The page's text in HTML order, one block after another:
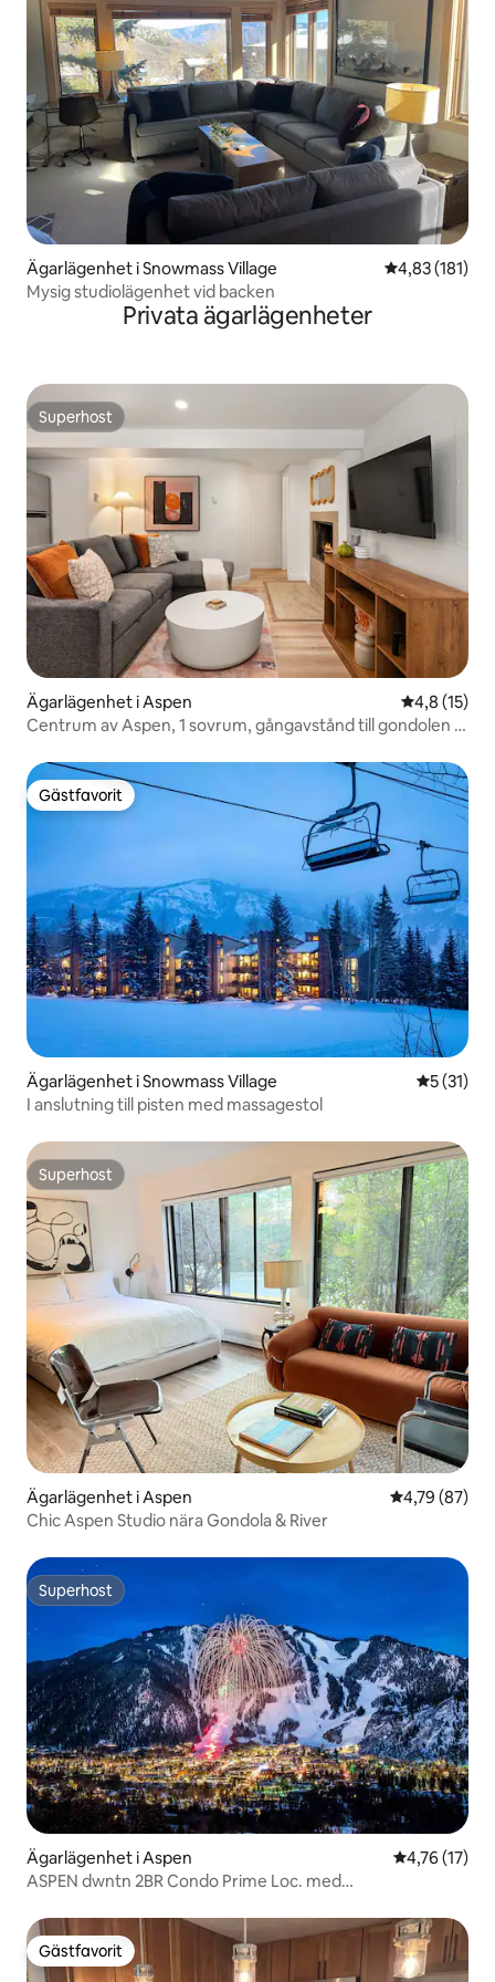
Ägarlägenhet i Snowmass Village 4,83 av 5 i
4,83 (181)
Mysig studiolägenhet vid backen
Privata ägarlägenheter
Superhost
Superhost
Ägarlägenhet i Aspen 4,8 av 5 i
4,8 (15)
Centrum av Aspen, 1 sovrum, gångavstånd till gondolen |
Gästfavorit
Gästfavorit
Ägarlägenhet i Snowmass Village 5 av 5 i
5 (31)
I anslutning till pisten med massagestol
Superhost
Superhost
Ägarlägenhet i Aspen 4,79 av 5 i
4,79 (87)
Chic Aspen Studio nära Gondola & River
Superhost
Superhost
Ägarlägenhet i Aspen 4,76 av 5 i
4,76 (17)
ASPEN dwntn 2BR Condo Prime Loc. med
Gästfavorit
Gästfavorit